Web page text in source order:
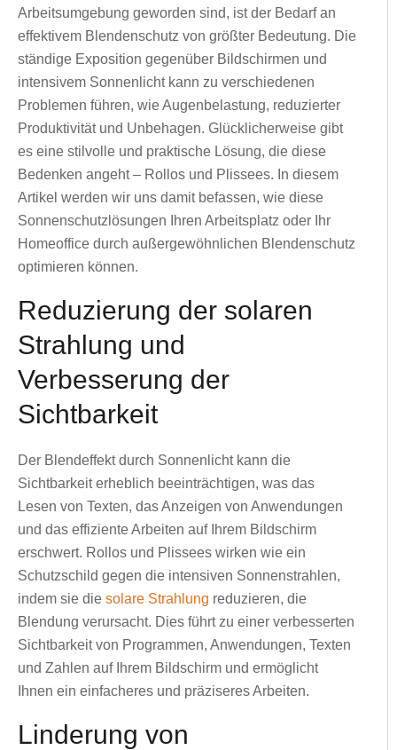
Arbeitsumgebung geworden sind, ist der Bedarf an
effektivem Blendenschutz von größter Bedeutung. Die
ständige Exposition gegenüber Bildschirmen und
intensivem Sonnenlicht kann zu verschiedenen
Problemen führen, wie Augenbelastung, reduzierter
Produktivität und Unbehagen. Glücklicherweise gibt
es eine stilvolle und praktische Lösung, die diese
Bedenken angeht – Rollos und Plissees. In diesem
Artikel werden wir uns damit befassen, wie diese
Sonnenschutzlösungen Ihren Arbeitsplatz oder Ihr
Homeoffice durch außergewöhnlichen Blendenschutz
optimieren können.
Reduzierung der solaren
Strahlung und
Verbesserung der
Sichtbarkeit
Der Blendeffekt durch Sonnenlicht kann die
Sichtbarkeit erheblich beeinträchtigen, was das
Lesen von Texten, das Anzeigen von Anwendungen
und das effiziente Arbeiten auf Ihrem Bildschirm
erschwert. Rollos und Plissees wirken wie ein
Schutzschild gegen die intensiven Sonnenstrahlen,
indem sie die solare Strahlung reduzieren, die
Blendung verursacht. Dies führt zu einer verbesserten
Sichtbarkeit von Programmen, Anwendungen, Texten
und Zahlen auf Ihrem Bildschirm und ermöglicht
Ihnen ein einfacheres und präziseres Arbeiten.
Linderung von